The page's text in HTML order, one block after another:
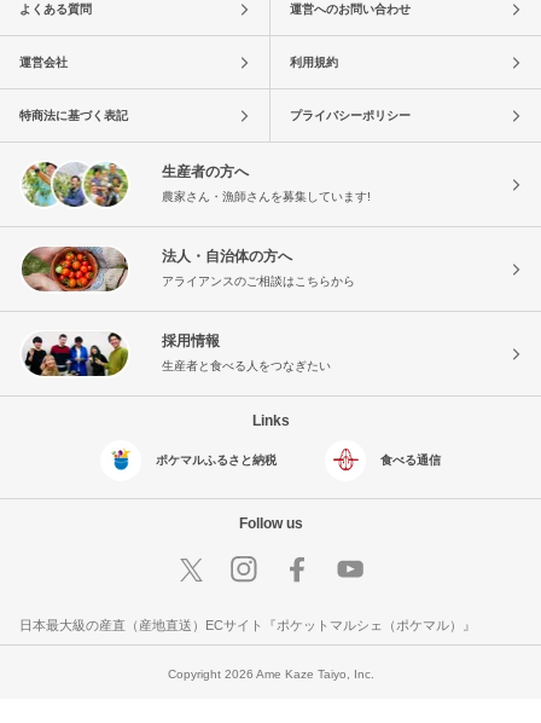
よくある質問 運営へのお問い合わせ
運営会社 利用規約
特商法に基づく表記 プライバシーポリシー
生産者の方へ
農家さん・漁師さんを募集しています!
法人・自治体の方へ
アライアンスのご相談はこちらから
採用情報
生産者と食べる人をつなぎたい
Links
ポケマルふるさと納税 食べる通信
Follow us
日本最大級の産直（産地直送）ECサイト『ポケットマルシェ（ポケマル）』
Copyright 2026 Ame Kaze Taiyo, Inc.